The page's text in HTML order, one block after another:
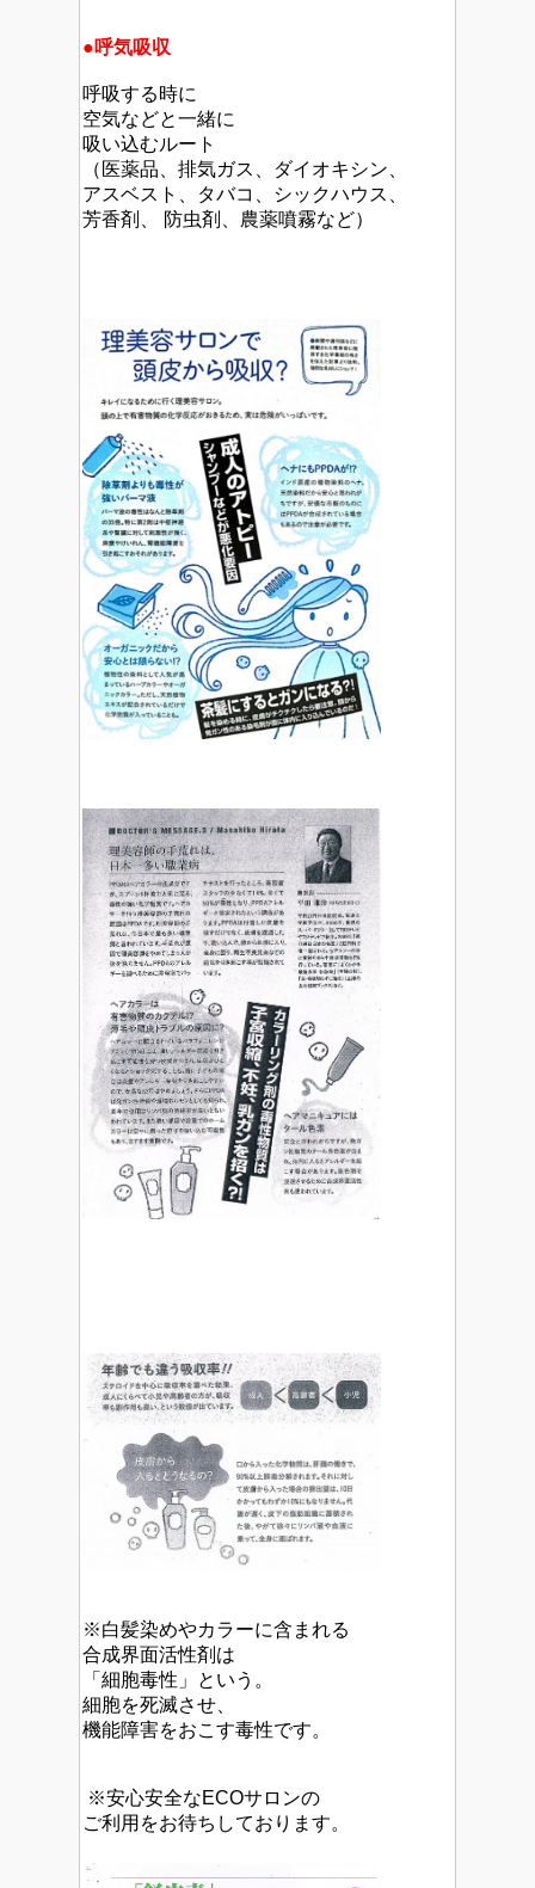
●呼気吸収
呼吸する時に
空気などと一緒に
吸い込むルート
（医薬品、排気ガス、ダイオキシン、
アスベスト、タバコ、シックハウス、
芳香剤、 防虫剤、農薬噴霧など）
※白髪染めやカラーに含まれる
合成界面活性剤は
「細胞毒性」という。
細胞を死滅させ、
機能障害をおこす毒性です。
※安心安全なECOサロンの
ご利用をお待ちしております。